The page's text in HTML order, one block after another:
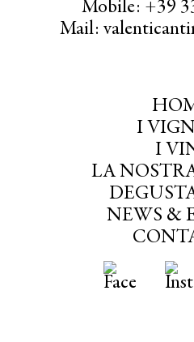
Mobile: +39
Mail:
I
I
LA
NEWS &